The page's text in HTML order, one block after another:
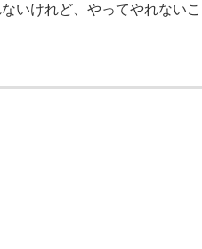
いけれど、やってやれないこ